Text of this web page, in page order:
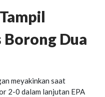
Dua
meyakinkan saat
2-0 dalam lanjutan EPA